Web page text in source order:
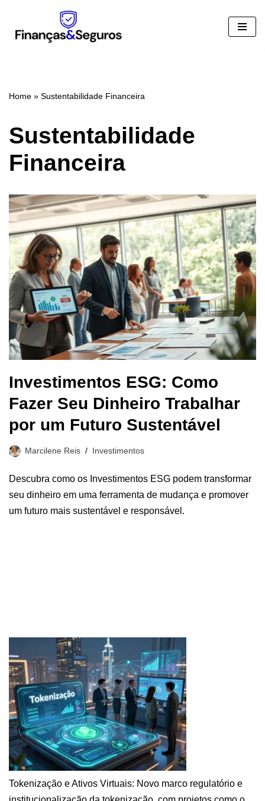
Pular
Home » Sustentabilidade Financeira
Sustentabilidade
Financeira
Investimentos ESG: Como
Fazer Seu Dinheiro Trabalhar
por um Futuro Sustentável
Marcilene Reis Investimentos
Descubra como os Investimentos ESG podem transformar
seu dinheiro em uma ferramenta de mudança e promover
um futuro mais sustentável e responsável.
Tokenização e Ativos Virtuais: Novo marco regulatório e